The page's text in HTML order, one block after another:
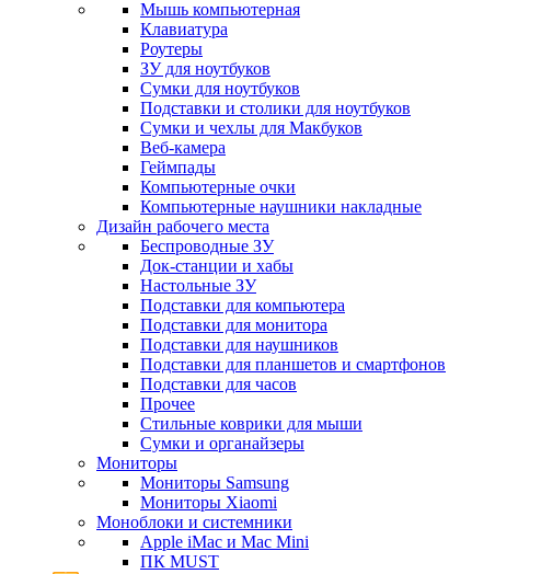
Мышь компьютерная
Клавиатура
Роутеры
ЗУ для ноутбуков
Сумки для ноутбуков
Подставки и столики для ноутбуков
Сумки и чехлы для Макбуков
Веб-камера
Геймпады
Компьютерные очки
Компьютерные наушники накладные
Дизайн рабочего места
Беспроводные ЗУ
Док-станции и хабы
Настольные ЗУ
Подставки для компьютера
Подставки для монитора
Подставки для наушников
Подставки для планшетов и смартфонов
Подставки для часов
Прочее
Стильные коврики для мыши
Сумки и органайзеры
Мониторы
Мониторы Samsung
Мониторы Xiaomi
Моноблоки и системники
Apple iMac и Mac Mini
ПК MUST